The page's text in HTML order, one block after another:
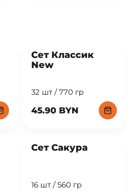
Сет Классик
New
32 шт / 770 гр
45.90 BYN
Сет Сакура
16 шт / 560 гр